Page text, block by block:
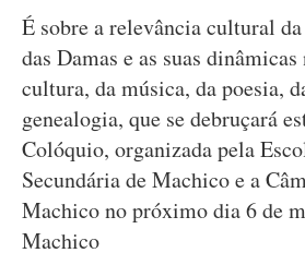
É sobre a relevância cultural
das Damas e as suas
cultura, da música, da poesia,
genealogia, que se debruçará
Colóquio, organizada pela
Secundária de Machico e a
Machico no próximo dia 6 de
Machico